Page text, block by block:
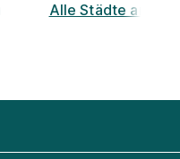
Alle Städte ansehen